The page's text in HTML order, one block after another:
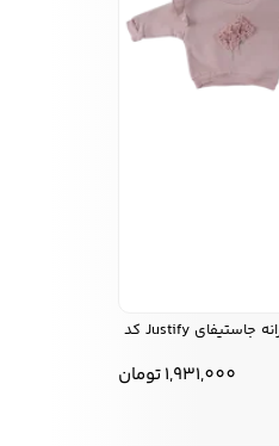
ست بلوز و شلوار دخترانه جاستیفای Justify کد
1,931,000تومان